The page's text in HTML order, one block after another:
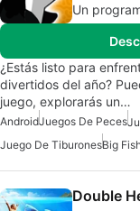
Un
¿Estás listo para
divertidos del año?
juego, explorarás un…
AndroidJuegos De Peces
Juego De TiburonesBig
Double